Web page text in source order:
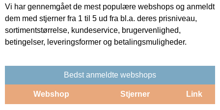
Vi har gennemgået de mest populære webshops og anmeldt
dem med stjerner fra 1 til 5 ud fra bl.a. deres prisniveau,
sortimentstørrelse, kundeservice, brugervenlighed,
betingelser, leveringsformer og betalingsmuligheder.
Bedst anmeldte webshops
Webshop Stjerner Link